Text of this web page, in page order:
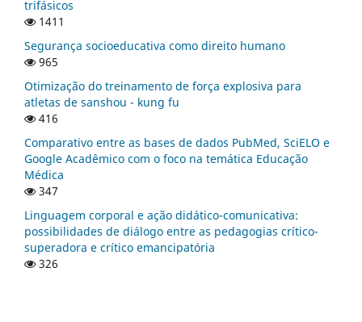
trifásicos
1411
Segurança socioeducativa como direito humano
965
Otimização do treinamento de força explosiva para
atletas de sanshou - kung fu
416
Comparativo entre as bases de dados PubMed, SciELO e
Google Acadêmico com o foco na temática Educação
Médica
347
Linguagem corporal e ação didático-comunicativa:
possibilidades de diálogo entre as pedagogias crítico-
superadora e crítico emancipatória
326